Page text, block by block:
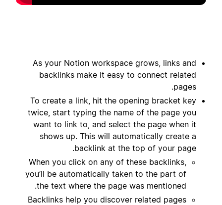
As your Notion workspace grows, links and
backlinks make it easy to connect related
pages.
To create a link, hit the opening bracket key
twice, start typing the name of the page you
want to link to, and select the page when it
shows up. This will automatically create a
backlink at the top of your page.
When you click on any of these backlinks,
you’ll be automatically taken to the part of
the text where the page was mentioned.
Backlinks help you discover related pages